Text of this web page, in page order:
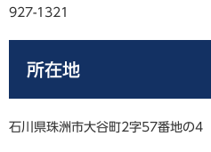
927-1321
所在地
石川県珠洲市大谷町2字57番地の4